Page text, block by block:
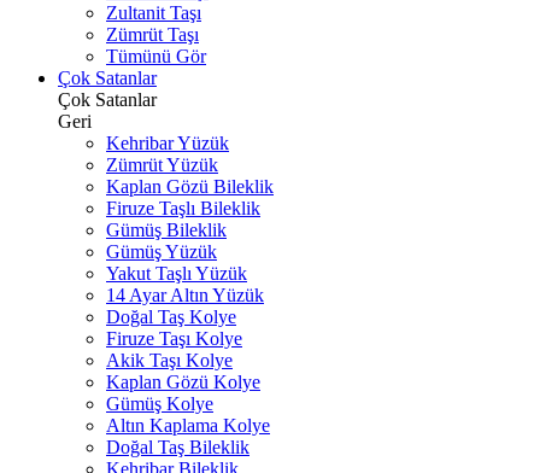
Zultanit Taşı
Zümrüt Taşı
Tümünü Gör
Çok Satanlar
Çok Satanlar
Geri
Kehribar Yüzük
Zümrüt Yüzük
Kaplan Gözü Bileklik
Firuze Taşlı Bileklik
Gümüş Bileklik
Gümüş Yüzük
Yakut Taşlı Yüzük
14 Ayar Altın Yüzük
Doğal Taş Kolye
Firuze Taşı Kolye
Akik Taşı Kolye
Kaplan Gözü Kolye
Gümüş Kolye
Altın Kaplama Kolye
Doğal Taş Bileklik
Kehribar Bileklik